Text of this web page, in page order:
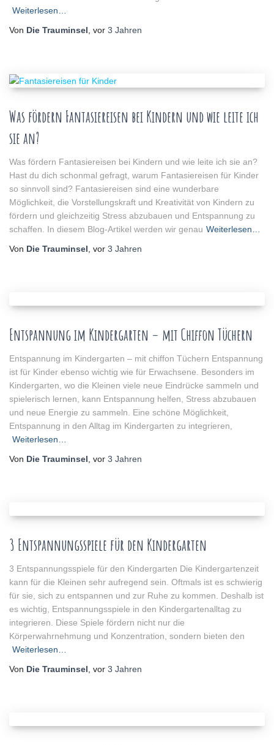
Weiterlesen…
Von Die Trauminsel , vor 3 Jahren
Was fördern Fantasiereisen bei Kindern und wie leite ich
sie an?
Was fördern Fantasiereisen bei Kindern und wie leite ich sie an?
Hast du dich schonmal gefragt, warum Fantasiereisen für Kinder
so sinnvoll sind? Fantasiereisen sind eine wunderbare
Möglichkeit, die Vorstellungskraft und Kreativität von Kindern zu
fördern und gleichzeitig Stress abzubauen und Entspannung zu
schaffen. In diesem Blog-Artikel werden wir genau Weiterlesen…
Von Die Trauminsel , vor 3 Jahren
Entspannung im Kindergarten – mit Chiffon Tüchern
Entspannung im Kindergarten – mit chiffon Tüchern Entspannung
ist für Kinder ebenso wichtig wie für Erwachsene. Besonders im
Kindergarten, wo die Kleinen viele neue Eindrücke sammeln und
spielerisch lernen, kann Entspannung helfen, Stress abzubauen
und neue Energie zu sammeln. Eine schöne Möglichkeit,
Entspannung in den Alltag im Kindergarten zu integrieren,
Weiterlesen…
Von Die Trauminsel , vor 3 Jahren
3 Entspannungsspiele für den Kindergarten
3 Entspannungsspiele für den Kindergarten Die Kindergartenzeit
kann für die Kleinen sehr aufregend sein. Oftmals ist es schwierig
für sie, sich zu entspannen und zur Ruhe zu kommen. Deshalb ist
es wichtig, Entspannungsspiele in den Kindergartenalltag zu
integrieren. Diese Spiele fördern nicht nur die
Körperwahrnehmung und Konzentration, sondern bieten den
Weiterlesen…
Von Die Trauminsel , vor 3 Jahren